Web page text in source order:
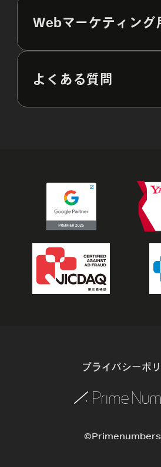
Webマーケティング
よくある質問
プライバシーポ